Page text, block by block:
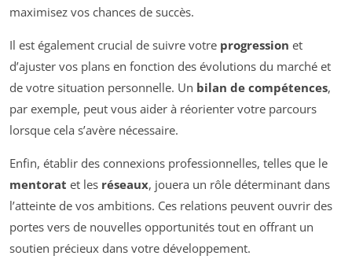
maximisez vos chances de succès.
Il est également crucial de suivre votre progression et
d’ajuster vos plans en fonction des évolutions du marché et
de votre situation personnelle. Un bilan de compétences,
par exemple, peut vous aider à réorienter votre parcours
lorsque cela s’avère nécessaire.
Enfin, établir des connexions professionnelles, telles que le
mentorat et les réseaux, jouera un rôle déterminant dans
l’atteinte de vos ambitions. Ces relations peuvent ouvrir des
portes vers de nouvelles opportunités tout en offrant un
soutien précieux dans votre développement.